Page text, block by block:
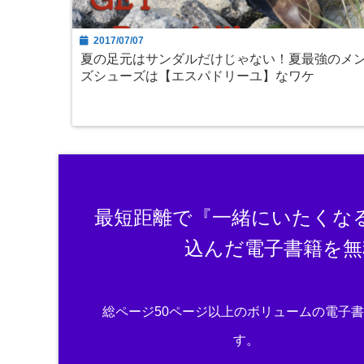
2017/07/07
夏の足元はサンダルだけじゃない！夏最強のメ
ズシューズは【エスパドリーユ】なワケ
最短距離で『一緒にいたくな
込んだ電子書籍を
総ページ50ページ以上のボリュームの電子
す。